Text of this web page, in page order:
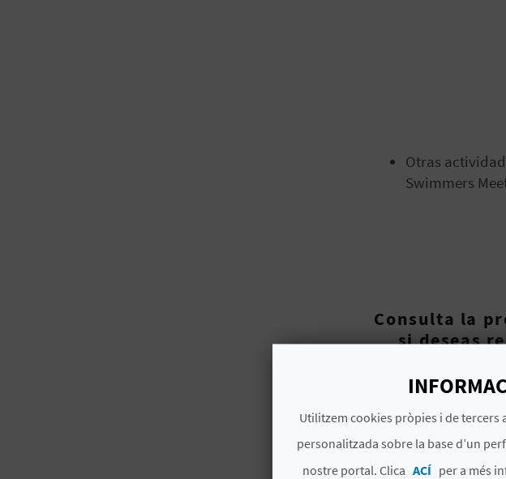
Otras
Swimmers
Consulta la
si deseas
,
Sigue el evento en
Utilitzem cookies pròpies i de
personalitzada sobre la base d’un
nostre portal. Clica ACÍ per a més